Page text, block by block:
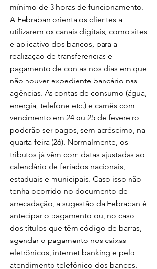
mínimo de 3 horas de funcionamento.
A Febraban orienta os clientes a
utilizarem os canais digitais, como sites
e aplicativo dos bancos, para a
realização de transferências e
pagamento de contas nos dias em que
não houver expediente bancário nas
agências. As contas de consumo (água,
energia, telefone etc.) e carnês com
vencimento em 24 ou 25 de fevereiro
poderão ser pagos, sem acréscimo, na
quarta-feira (26). Normalmente, os
tributos já vêm com datas ajustadas ao
calendário de feriados nacionais,
estaduais e municipais. Caso isso não
tenha ocorrido no documento de
arrecadação, a sugestão da Febraban é
antecipar o pagamento ou, no caso
dos títulos que têm código de barras,
agendar o pagamento nos caixas
eletrônicos, internet banking e pelo
atendimento telefônico dos bancos.